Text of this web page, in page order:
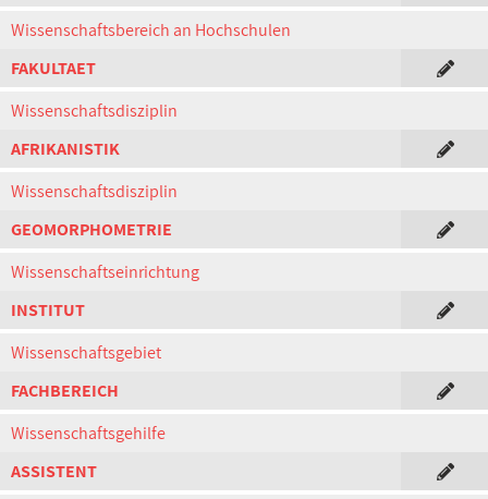
Wissenschaftsbereich an Hochschulen
FAKULTAET
Wissenschaftsdisziplin
AFRIKANISTIK
Wissenschaftsdisziplin
GEOMORPHOMETRIE
Wissenschaftseinrichtung
INSTITUT
Wissenschaftsgebiet
FACHBEREICH
Wissenschaftsgehilfe
ASSISTENT